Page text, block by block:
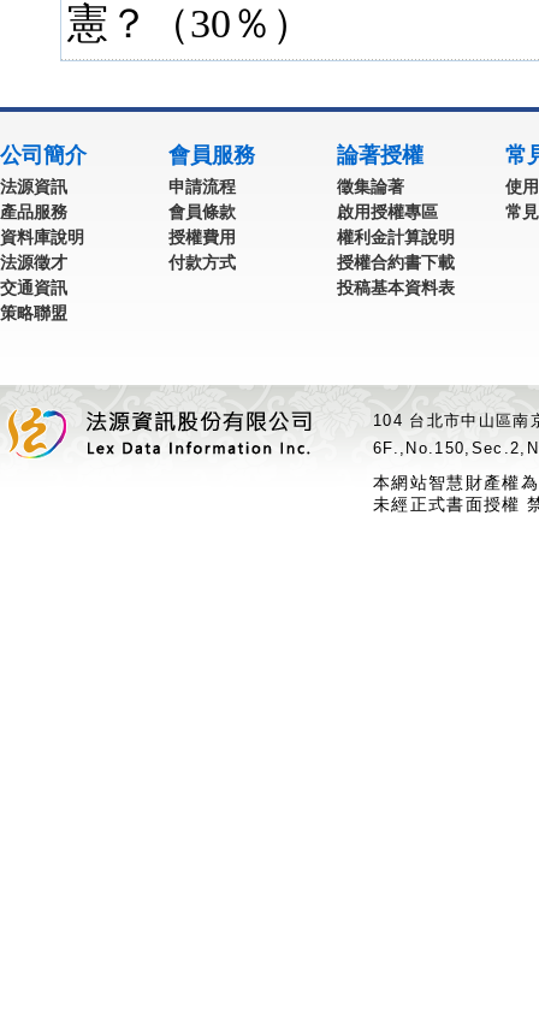
憲？（30％）
公司簡介
法源資訊
產品服務
資料庫說明
法源徵才
交通資訊
策略聯盟
會員服務
申請流程
會員條款
授權費用
付款方式
論著授權
徵集論著
啟用授權專區
權利金計算說明
授權合約書下載
投稿基本資料表
常
使
常
104 台北市中山區
本網站智慧財產權
未經正式書面授權